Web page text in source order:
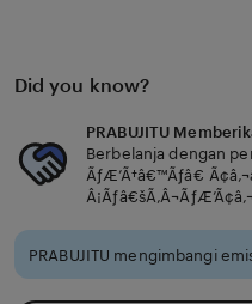
Did you know?
PRABUJITU
Berbelanja dengan
ÃƒÆ’Ã†â€™Ãƒâ€
PRABUJITU mengimbangi